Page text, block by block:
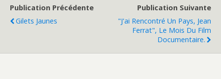
Publication Précédente
Gilets Jaunes
Publication Suivante
"J'ai Rencontré Un Pays, Jean
Ferrat", Le Mois Du Film
Documentaire.